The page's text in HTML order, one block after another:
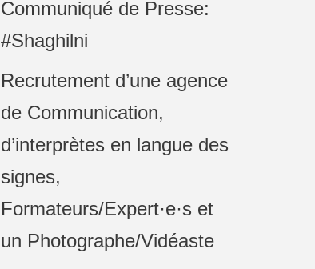
Communiqué de Presse:
#Shaghilni
Recrutement d’une agence
de Communication,
d’interprètes en langue des
signes,
Formateurs/Expert·e·s et
un Photographe/Vidéaste